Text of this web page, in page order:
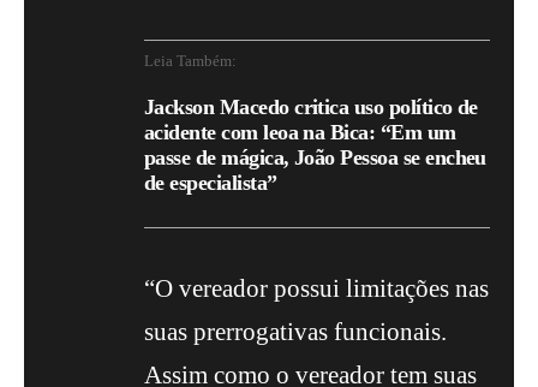
Leia Também:
Jackson Macedo critica uso político de
acidente com leoa na Bica: “Em um
passe de mágica, João Pessoa se encheu
de especialista”
“O vereador possui limitações nas
suas prerrogativas funcionais.
Assim como o vereador tem suas